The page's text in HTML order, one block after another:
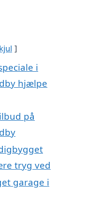
i
hjælpe
på
tryg ved
garage i